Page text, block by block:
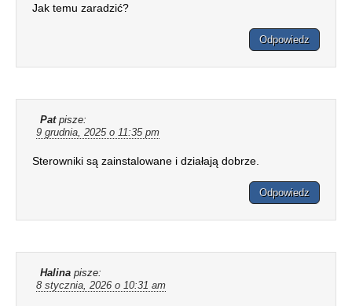
Jak temu zaradzić?
Odpowiedz
Pat pisze:
9 grudnia, 2025 o 11:35 pm
Sterowniki są zainstalowane i działają dobrze.
Odpowiedz
Halina pisze:
8 stycznia, 2026 o 10:31 am